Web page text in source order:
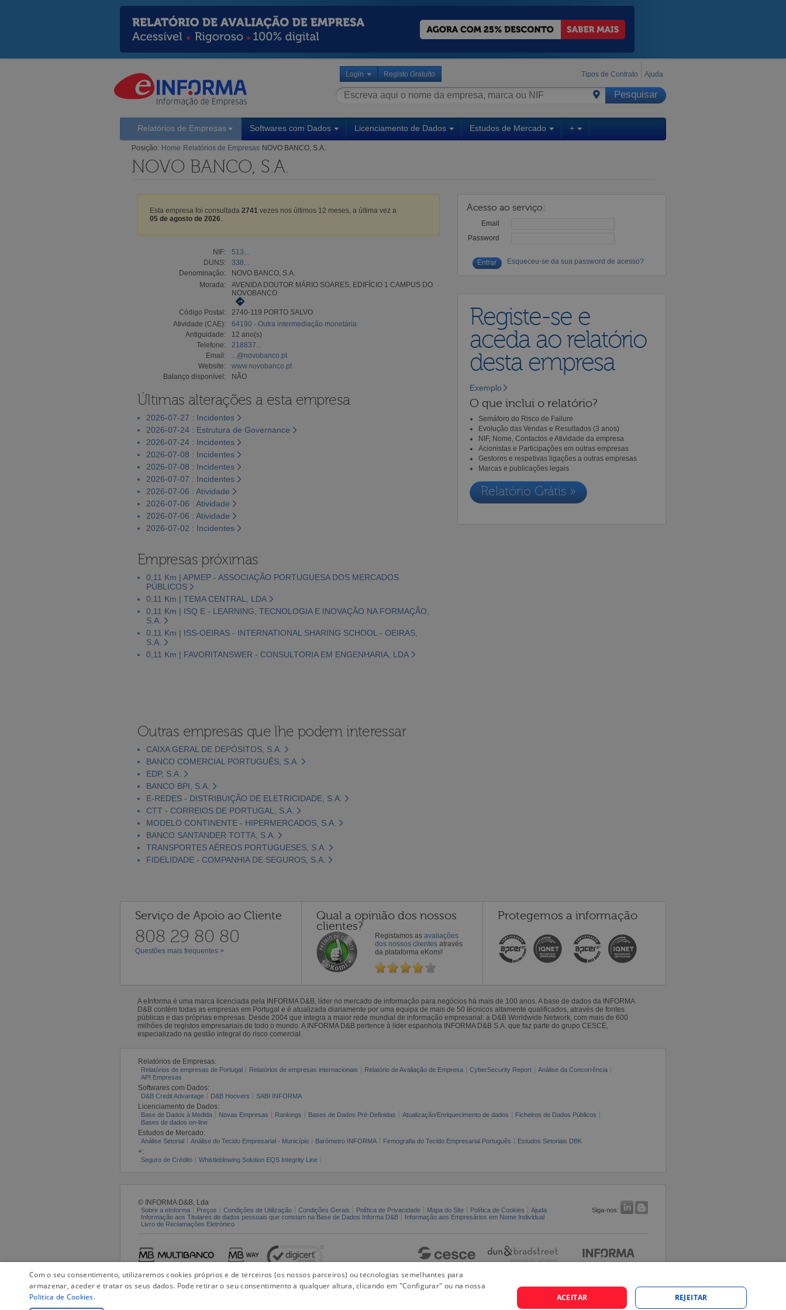
Login Registo Gratuito Tipos de Contrato Ajuda
Relatórios de Empresas Softwares com Dados Licenciamento de Dados Estudos de Mercado +
Posição: Home Relatórios de Empresas NOVO BANCO, S.A.
NOVO BANCO, S.A.
Esta empresa foi consultada 2741 vezes nos últimos 12 meses, a última vez a
05 de agosto de 2026
NIF:
513...
DUNS:
338...
Denominação:
NOVO BANCO, S.A.
Morada:
AVENIDA DOUTOR MÁRIO SOARES, EDIFÍCIO 1 CAMPUS DO
NOVOBANCO
Código Postal:
2740-119 PORTO SALVO
Atividade (CAE):
64190 - Outra intermediação monetária
Antiguidade:
12 ano(s)
Telefone:
218837...
Email:
...@novobanco.pt
Website:
www.novobanco.pt
Balanço disponível:
NÃO
Últimas alterações a esta empresa
2026-07-27 : Incidentes
2026-07-24 : Estrutura de Governance
2026-07-24 : Incidentes
2026-07-08 : Incidentes
2026-07-08 : Incidentes
2026-07-07 : Incidentes
2026-07-06 : Atividade
2026-07-06 : Atividade
2026-07-06 : Atividade
2026-07-02 : Incidentes
Empresas próximas
0,11 Km | APMEP - ASSOCIAÇÃO PORTUGUESA DOS MERCADOS
PÚBLICOS
0,11 Km | TEMA CENTRAL, LDA
0,11 Km | ISQ E - LEARNING, TECNOLOGIA E INOVAÇÃO NA FORMAÇÃO,
S.A.
0,11 Km | ISS-OEIRAS - INTERNATIONAL SHARING SCHOOL - OEIRAS,
S.A.
0,11 Km | FAVORITANSWER - CONSULTORIA EM ENGENHARIA, LDA
Acesso ao serviço:
Email
Password
Esqueceu-se da sua password de acesso?
Registe-se e
aceda ao relatório
desta empresa
Exemplo
O que inclui o relatório?
Semáforo do Risco de Failure
Evolução das Vendas e Resultados (3 anos)
NIF, Nome, Contactos e Atividade da empresa
Acionistas e Participações em outras empresas
Gestores e respetivas ligações a outras empresas
Marcas e publicações legais
Relatório Grátis »
Outras empresas que lhe podem interessar
CAIXA GERAL DE DEPÓSITOS, S.A.
BANCO COMERCIAL PORTUGUÊS, S.A.
EDP, S.A.
BANCO BPI, S.A.
E-REDES - DISTRIBUIÇÃO DE ELETRICIDADE, S.A.
CTT - CORREIOS DE PORTUGAL, S.A.
MODELO CONTINENTE - HIPERMERCADOS, S.A.
BANCO SANTANDER TOTTA, S.A.
TRANSPORTES AÉREOS PORTUGUESES, S.A.
FIDELIDADE - COMPANHIA DE SEGUROS, S.A.
Serviço de Apoio ao Cliente
808 29 80 80
Questões mais frequentes >
Qual a opinião dos nossos
clientes?
Registamos as avaliações
dos nossos clientes através
da plataforma eKomi!
Protegemos a informação
A eInforma é uma marca licenciada pela INFORMA D&B, líder no mercado de informação para negócios há mais de 100 anos. A base de dados da INFORMA
D&B contém todas as empresas em Portugal e é atualizada diariamente por uma equipa de mais de 50 técnicos altamente qualificados, através de fontes
públicas e das próprias empresas. Desde 2004 que integra a maior rede mundial de informação empresarial: a D&B Worldwide Network, com mais de 600
milhões de registos empresariais de todo o mundo. A INFORMA D&B pertence à líder espanhola INFORMA D&B S.A. que faz parte do grupo CESCE,
especializado na gestão integral do risco comercial.
Relatórios de Empresas:
Relatórios de empresas de Portugal Relatórios de empresas internacionais Relatório de Avaliação de Empresa CyberSecurity Report
Análise da Concorrência
API Empresas
Softwares com Dados:
D&B Credit Advantage D&B Hoovers SABI INFORMA
Licenciamento de Dados:
Base de Dados à Medida Novas Empresas Rankings Bases de Dados Pré-Definidas Atualização/Enriquecimento de dados
Ficheiros de Dados Públicos
Bases de dados on-line
Estudos de Mercado:
Análise Setorial Análise do Tecido Empresarial - Município Barómetro INFORMA Firmografia do Tecido Empresarial Português Estudos Setoriais DBK
+:
Seguro de Crédito Whistleblowing Solution EQS Integrity Line
© INFORMA D&B, Lda
Sobre a eInforma Preços Condições de Utilização Condições Gerais Política de Privacidade Mapa do Site Política de Cookies Ajuda
Siga-nos:
Informação aos Titulares de dados pessoais que constam na Base de Dados Informa D&B
Informação aos Empresários em Nome Individual
Livro de Reclamações Eletrónico
Com o seu consentimento, utilizaremos cookies próprios e de terceiros (os nossos parceiros) ou tecnologias semelhantes para
armazenar, aceder e tratar os seus dados. Pode retirar o seu consentimento a qualquer altura, clicando em "Configurar" ou na nossa
Politica de Cookies. ACEITAR REJEITAR